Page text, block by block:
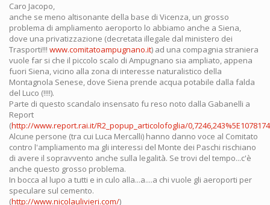
Caro Jacopo,
anche se meno altisonante della base di Vicenza, un grosso
problema di ampliamento aeroporto lo abbiamo anche a Siena,
dove una privatizzazione (decretata illegale dal ministero dei
Trasporti!!! www.comitatoampugnano.it) ad una compagnia straniera
vuole far si che il piccolo scalo di Ampugnano sia ampliato, appena
fuori Siena, vicino alla zona di interesse naturalistico della
Montagnola Senese, dove Siena prende acqua potabile dalla falda
del Luco (!!!!).
Parte di questo scandalo insensato fu reso noto dalla Gabanelli a
Report
(http://www.report.rai.it/R2_popup_articolofoglia/
Alcune persone (tra cui Luca Mercalli) hanno danno voce al Comitato
contro l'ampliamento ma gli interessi del Monte dei Paschi rischiano
di avere il sopravvento anche sulla legalità. Se trovi del tempo...c'è
anche questo grosso problema.
In bocca al lupo a tutti e in culo alla...a....a chi vuole gli aeroporti per
speculare sul cemento.
(http://www.nicolaulivieri.com/)